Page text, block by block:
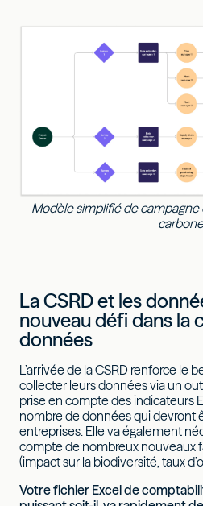
Modèle simplifié de
carbone
La CSRD et les
nouveau défi dans la
données
L’arrivée de la CSRD renforce le
collecter leurs données via un
prise en compte des indicateurs
nombre de données qui devront
entreprises. Elle va également
compte de nombreux nouveaux
(impact sur la biodiversité, taux
Votre fichier Excel de